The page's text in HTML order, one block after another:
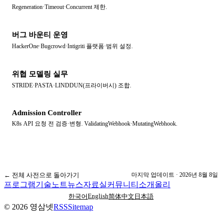
Regeneration·Timeout·Concurrent 제한.
버그 바운티 운영
HackerOne·Bugcrowd·Intigriti 플랫폼·범위 설정.
위협 모델링 실무
STRIDE·PASTA·LINDDUN(프라이버시) 조합.
Admission Controller
K8s API 요청 전 검증·변형. ValidatingWebhook·MutatingWebhook.
← 전체 사전으로 돌아가기 마지막 업데이트 · 2026년 8월 8일
프로그램기술노트뉴스자료실커뮤니티 소개 올리
한국어English简体中文 日本語
© 2026 영삼넷RSSSitemap